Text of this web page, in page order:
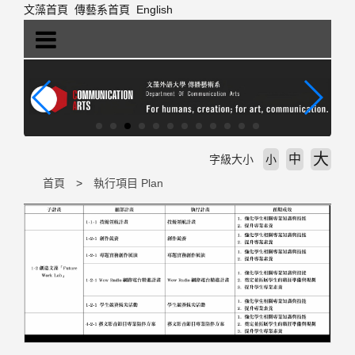
文藻首頁 傳藝系首頁 English
首頁 執行項目 Plan
字級大小 小 中 大